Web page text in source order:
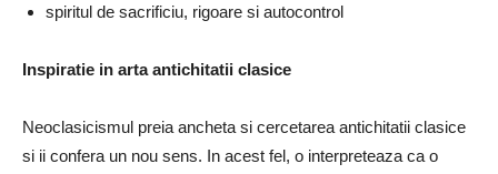
spiritul de sacrificiu, rigoare si autocontrol
Inspiratie in arta antichitatii clasice
Neoclasicismul preia ancheta si cercetarea antichitatii clasice
si ii confera un nou sens. In acest fel, o interpreteaza ca o